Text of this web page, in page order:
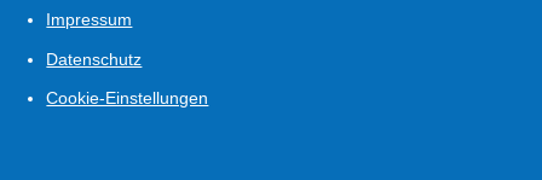
Impressum
Datenschutz
Cookie-Einstellungen